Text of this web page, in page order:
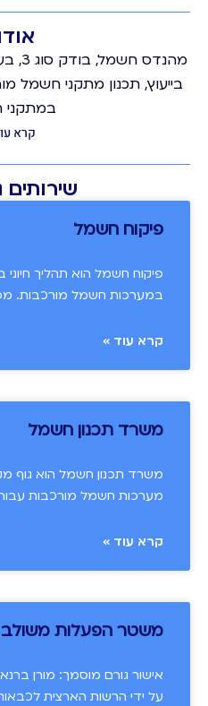
בייעוץ, תכנון מתקני חשמל
קרא
שירותים
פיקוח חשמל
פיקוח חשמל הוא תהליך חיוני
במערכות חשמל מורכבות.
קרא עוד »
משרד תכנון חשמל
משרד תכנון חשמל הוא גוף
מערכות חשמל מורכבות עבור
קרא עוד »
משטר הפעלות משולב
אישור גורם מוסמך: מורן
על ידי הרשות הארצית